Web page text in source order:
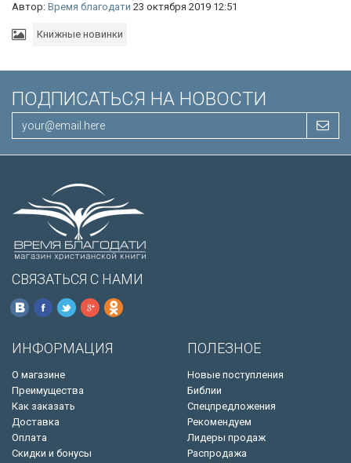
Автор: Время благодати 23 октября 2019 12:51
Книжные новинки
ПОДПИСАТЬСЯ НА НОВОСТИ
СВЯЗАТЬСЯ С НАМИ
ИНФОРМАЦИЯ
О магазине
Преимущества
Как заказать
Доставка
Оплата
Скидки и бонусы
ПОЛЕЗНОЕ
Новые поступления
Библии
Спецпредложения
Рекомендуем
Лидеры продаж
Распродажа